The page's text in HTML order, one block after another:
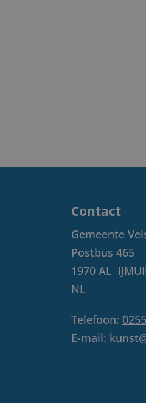
Contact
Gemeente
Postbus 465
1970 AL
NL
Telefoon:
E-mail: